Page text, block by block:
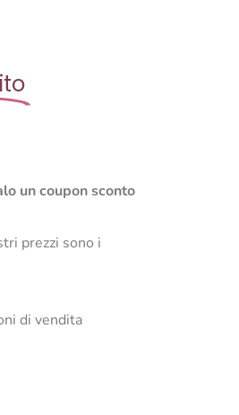
un coupon sconto
prezzi sono i
di vendita